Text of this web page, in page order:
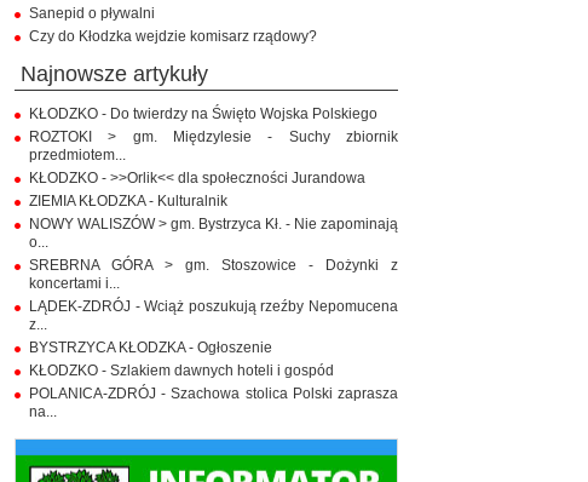
Sanepid o pływalni
Czy do Kłodzka wejdzie komisarz rządowy?
najnowsze artykuły
KŁODZKO - Do twierdzy na Święto Wojska Polskiego
ROZTOKI > gm. Międzylesie - Suchy zbiornik
przedmiotem...
KŁODZKO - >>Orlik<< dla społeczności Jurandowa
ZIEMIA KŁODZKA - Kulturalnik
NOWY WALISZÓW > gm. Bystrzyca Kł. - Nie zapominają
o...
SREBRNA GÓRA > gm. Stoszowice - Dożynki z
koncertami i...
LĄDEK-ZDRÓJ - Wciąż poszukują rzeźby Nepomucena
z...
BYSTRZYCA KŁODZKA - Ogłoszenie
KŁODZKO - Szlakiem dawnych hoteli i gospód
POLANICA-ZDRÓJ - Szachowa stolica Polski zaprasza
na...